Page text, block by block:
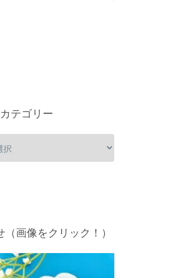
カテゴリー
（画像をクリック！）